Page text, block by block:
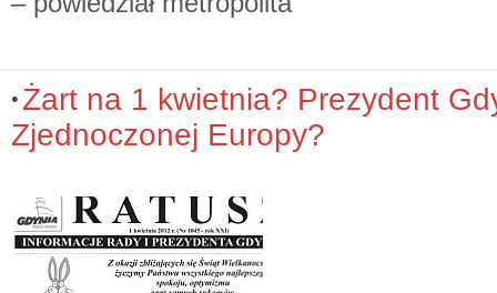
Żart na 1 kwietnia? Prezydent
Zjednoczonej Europy?